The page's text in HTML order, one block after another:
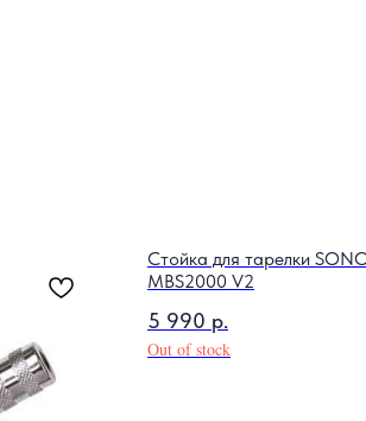
Стойка для тарелки
MBS2000 V2
5 990 р.
Out of stock